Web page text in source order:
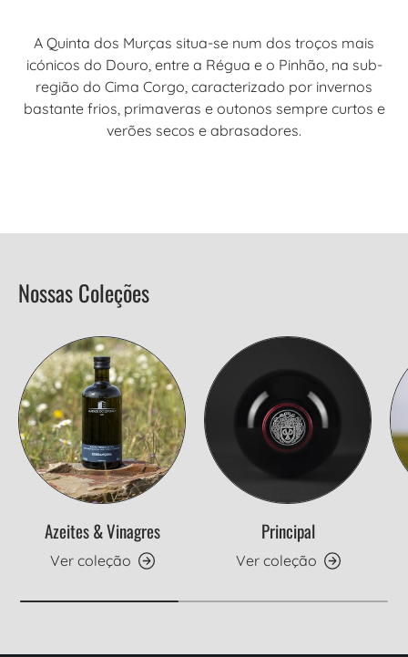
A Quinta dos Murças situa-se num dos troços mais
icónicos do Douro, entre a Régua e o Pinhão, na sub-
região do Cima Corgo, caracterizado por invernos
bastante frios, primaveras e outonos sempre curtos e
verões secos e abrasadores.
Nossas Coleções
Azeites & Vinagres
Ver coleção
Principal
Ver coleção